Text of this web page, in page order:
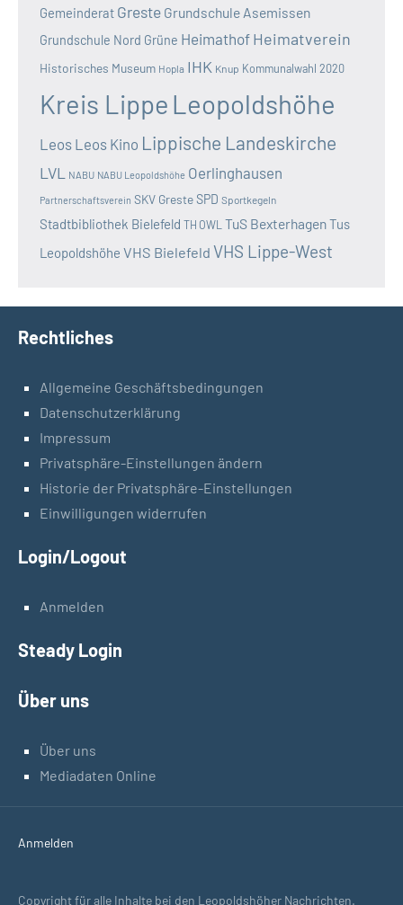
Gemeinderat Greste Grundschule Asemissen
Grundschule Nord Grüne Heimathof Heimatverein
Historisches Museum Hopla IHK Knup Kommunalwahl 2020
Kreis Lippe Leopoldshöhe
Leos Leos Kino Lippische Landeskirche
LVL NABU NABU Leopoldshöhe Oerlinghausen
Partnerschaftsverein SKV GresteSPD Sportkegeln
Stadtbibliothek Bielefeld TH OWL TuS BexterhagenTus
Leopoldshöhe VHS Bielefeld VHS Lippe-West
Rechtliches
Allgemeine Geschäftsbedingungen
Datenschutzerklärung
Impressum
Privatsphäre-Einstellungen ändern
Historie der Privatsphäre-Einstellungen
Einwilligungen widerrufen
Login/Logout
Anmelden
Steady Login
Über uns
Über uns
Mediadaten Online
Anmelden
Copyright für alle Inhalte bei den Leopoldshöher Nachrichten.